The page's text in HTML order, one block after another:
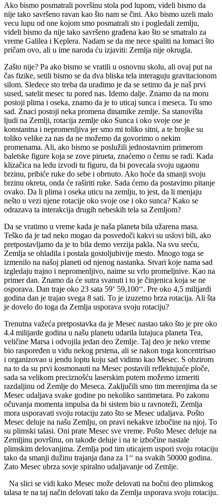
Ako bismo posmatrali površinu stola pod lupom, videli bismo da
nije tako savršeno ravan kao što nam se čini. Ako bismo uzeli malo
vecu lupu od one kojom smo posmatrali sto i pogledali zemlju,
videli bismo da nije tako savršeno građena kao što se smatralo za
vreme Galilea i Keplera. Nadam se da me nece spaliti na lomaci što
pričam ovo, ali u ime naroda ću izjaviti: Zemlja nije okrugla.
Zašto nije? Pa ako bismo se vratili u osnovnu skolu, ali ovaj put na
čas fizike, setili bismo se da dva bliska tela interaguju gravitacionom
silom. Sledece sto treba da uradimo je da se setimo da je naš prvi
sused, satelit mesec tu pored nas. Idemo dalje. Znamo da na moru
postoji plima i oseka, znamo da je to uticaj sunca i meseca. Tu smo
sad. Znaci postoji neka promena dinamike zemlje. Sa stanovišta
ljudi na Zemlji, rotacija zemlje oko Sunca i oko svoje ose je
konstantna i nepromenljiva jer smo mi toliko sitni, a te brojke su
toliko velike za nas da ne možemo da govorimo o nekim
promenama. Ali, ako bismo se poslužili jednostavnim primerom
baletske figure koja se zove pirueta, znaćemo o čemu se radi. Kada
klizačica na ledu izvodi tu figuru, da bi povecala svoju ugaonu
brzinu, pribiće ruke do sebe i obrnuto. Ako hoće da smanji svoju
brzinu okreta, onda će raširiti ruke. Sada ćemo da postavimo pitanje
ovako. Da li plima i oseka uticu na zemlju, to jest, da li menjaju
nešto u vezi njene rotacije oko svoje ose i oko sunca? Kako se
odrazava ta interakcija drugih nebeskih tela sa Zemljom?
Da se vratimo u vreme kada je naša planeta bila užarena masa.
Teško da je tad neko mogao da posvedoči kakvi su uslovi bili, ako
pretpostavljamo da je to bila demo verzija pakla. Na svu sreću,
Zemlja se ohladila i postala gostoljubivije mesto. Mnogo toga se
izmenilo na našoj planeti od njenog nastanka. Stvari koje nama sad
izgledaju trajno i nepromenljivo, naime su vrlo promeljnive. Kao na
primer dan. Znamo da će sutra svanuti i to je činjenica koja se ne
osporava. Dan traje oko 23 sata 59‘ 59,100‘‘. Pre oko 4,5 milijardi
godina dan je trajao svega 8 sati. To je izuzetno brza rotacija. Ali šta
je dovelo do toga da Zemlja usporava svoju rotaciju?
Trenutna važeća pretpostavka da je Mesec nastao tako što je pre oko
4.4 milijarde godina u našu planetu udarila lutajuca planeta Tea,
veličine Marsa i odvojila jedan deo Zemlje. Taj deo je neko vreme
bio raspoređen u vidu nekog prstena, ali se nakon toga koncentrisao
i organizovao u jendu loptu koju sad vidimo kao Mesec. S obzirom
na to da su prvi kosmonauti na Mesec postavili reflektujuće ploče,
sada sa velikom preciznošću laserskim putem možemo izmeriti
razdaljinu od Zemlje do Meseca. Zaključili smo tim merenjima da se
Mesec udaljava svake godine po nekoliko santimetara. Po zakonu
očuvanja momenta impulsa da bi sistem bio u ravnoteži, Zemlja
mora usporavati svoju rotaciju zato što se Mesec udaljava. Pošto
Mesec deluje na našu Zemlju, on pravi nekakve izbočine na njoj. To
su plimski talasi. Oni prate Mesec sve vreme. Pošto Mesec deluje na
Zemljinu površinu, on takođe deluje i na te izbočine nastale
plimskim delovanjima. Zemlja pod tim uticajem uspori svoju rotaciju
tako da smanji dužinu trajanja dana za 1‘‘ na svakih 50000 godina.
Zato Mesec ubrza sovje spiralno udaljavanje od Zemlje.
Na slici se vidi kako Mesec može delovati na bočni deo plimskog
talasa te na taj način delovati tako da Zemlja usporava svoju rotaciju.